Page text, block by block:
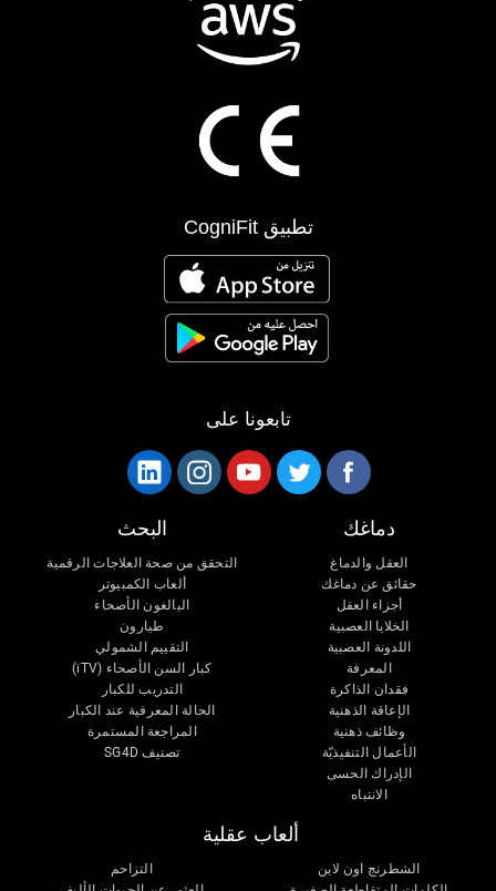
تطبيق CogniFit
تابعونا على
دماغك
العقل والدماغ
حقائق عن دماغك
أجزاء العقل
الخلايا العصبية
اللدونة العصبية
المعرفة
فقدان الذاكرة
الإعاقة الذهنية
وظائف ذهنية
الأعمال التنفيذيّة
الإدراك الحسى
الانتباه
البحث
التحقق من صحة العلاجات الرقمية
ألعاب الكمبيوتر
البالغون الأصحاء
طيارون
التقييم الشمولي
كبار السن الأصحاء (iTV)
التدريب للكبار
الحالة المعرفية عند الكبار
المراجعة المستمرة
تصنيف SG4D
ألعاب عقلية
الشطرنج اون لاين
التزاحم